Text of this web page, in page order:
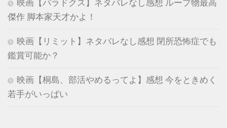
映画【パラドクス】ネタバレなし感想 ループ物最高
傑作 脚本家天才かよ！
映画【リミット】ネタバレなし感想 閉所恐怖症でも
鑑賞可能か？
映画【桐島、部活やめるってよ】感想 今をときめく
若手がいっぱい